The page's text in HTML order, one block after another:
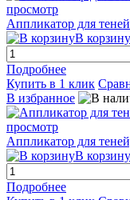
просмотр
Аппликатор для
В корзину
Подробнее
Купить в 1 клик
В избранное
просмотр
Аппликатор для
В корзину
Подробнее